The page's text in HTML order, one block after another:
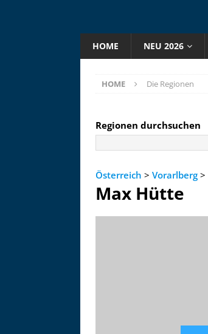
HOME NEU 2026
HOME Die Regionen
Regionen durchsuchen
Österreich > Vorarlberg >
Max Hütte